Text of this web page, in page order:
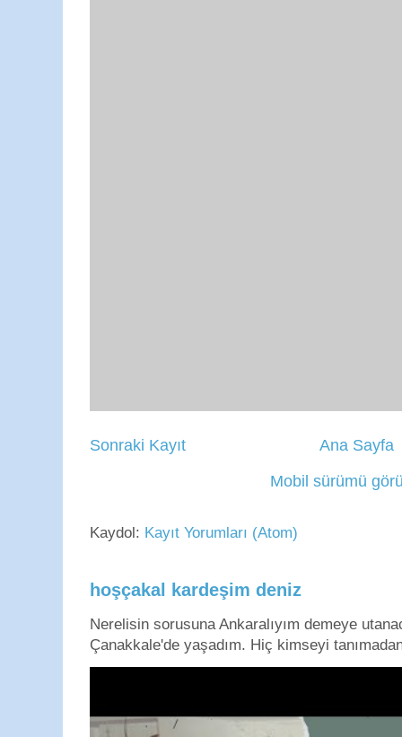
Sonraki Kayıt
Ana Sayfa
Mobil sürümü
Kaydol: Kayıt Yorumları (Atom)
hoşçakal kardeşim deniz
Nerelisin sorusuna Ankaralıyım demeye
Çanakkale'de yaşadım. Hiç kimseyi